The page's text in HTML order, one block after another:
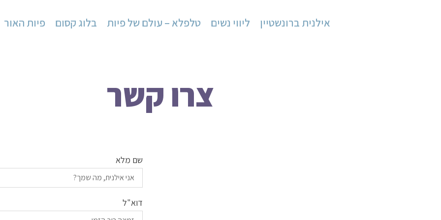
אילנית ברונשטיין ליווי נשים טלפלא – עולם של פיות בלוג קסום פיות האור
צרו קשר
שם מלא
דוא"ל